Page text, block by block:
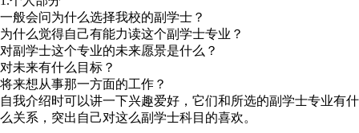
一般会问为什么选择我校的副学士？
为什么觉得自己有能力读这个副学士专业？
对副学士这个专业的未来愿景是什么？
对未来有什么目标？
将来想从事那一方面的工作？
自我介绍时可以讲一下兴趣爱好，它们和所选的副学士专业有什
么关系，突出自己对这么副学士科目的喜欢。